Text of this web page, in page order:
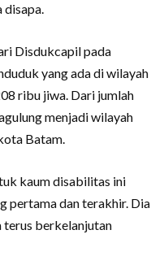
disapa.
Disdukcapil pada
yang ada di wilayah
ribu jiwa. Dari jumlah
menjadi wilayah
Batam.
kaum disabilitas ini
pertama dan terakhir. Dia
terus berkelanjutan